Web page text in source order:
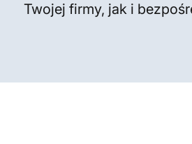
Twojej firmy, jak i